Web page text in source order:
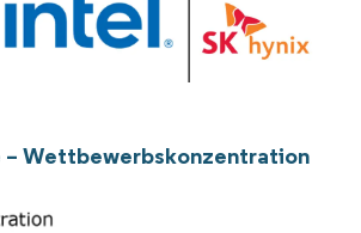
– Wettbewerbskonzentration